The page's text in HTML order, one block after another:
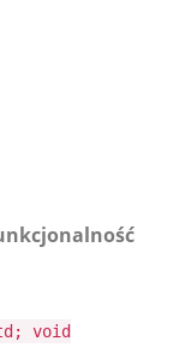
void